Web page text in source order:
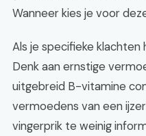
Wanneer kies je voor
Als je specifieke
Denk aan ernstige
uitgebreid B-vitamine
vermoedens van een
vingerprik te weinig